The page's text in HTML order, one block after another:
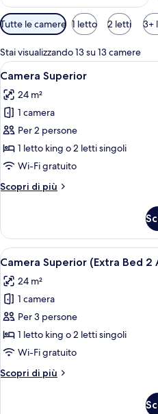
Filtri
disponibili
per
le
camere
Tutte le camere 1 letto 2 letti 3+
Stai visualizzando 13 su 13 camere
Apri
tutte
le
foto
per
Camera
Superior
6
Camera Superior
24 m²
1 camera
Per 2 persone
1 letto king o 2 letti singoli
Wi-Fi gratuito
Scopri di più
Altri
Superior
Apri
tutte
le
foto
per
Camera
Superior
Bed
6
Camera Superior (Extra Bed 2
24 m²
1 camera
Per 3 persone
1 letto king o 2 letti singoli
Wi-Fi gratuito
Scopri di più
Altri